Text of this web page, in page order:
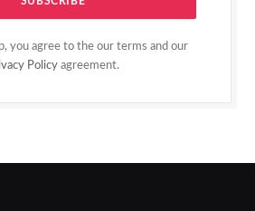
you agree to the our terms and our
Policy agreement.